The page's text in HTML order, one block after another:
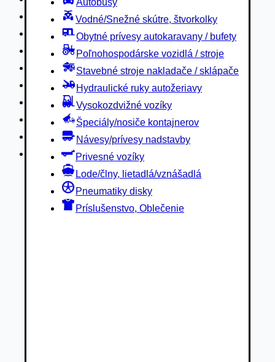
Autobusy
Vodné/Snežné skútre, štvorkolky
Obytné prívesy autokaravany / bufety
Poľnohospodárske vozidlá / stroje
Stavebné stroje nakladače / sklápače
Hydraulické ruky autožeriavy
Vysokozdvižné vozíky
Špeciály/nosiče kontajnerov
Návesy/prívesy nadstavby
Privesné vozíky
Lode/člny, lietadlá/vznášadlá
Pneumatiky disky
Príslušenstvo, Oblečenie
Stavebné stroje nakladače / sklápače
Hydraulické ruky autožeriavy
Vysokozdvižné vozíky
Špeciály/nosiče kontajnerov
Návesy/prívesy nadstavby
Privesné vozíky
Lode/člny, lietadlá/vznášadlá
Pneumatiky disky
Príslušenstvo, Oblečenie